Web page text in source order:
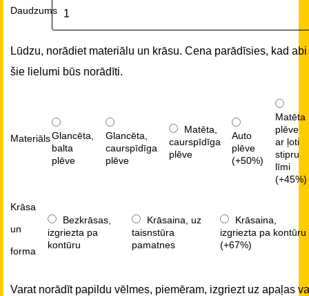
Daudzums
Lūdzu, norādiet materiālu un krāsu. Cena parādīsies, kad abi
šie lielumi būs norādīti.
MateriālsGlancēta,
balta
plēve
Glancēta,
caurspīdīga
plēve
Matēta,
caurspīdīga
plēve
Auto
plēve
(+50%)
Matēta
plēve
ar ļoti
stipru
līmi
(+45%)
Krāsa
un
forma
Bezkrāsas,
izgriezta pa
kontūru
Krāsaina, uz
taisnstūra
pamatnes
Krāsaina,
izgriezta pa kontūru
(+67%)
Varat norādīt papildu vēlmes, piemēram, izgriezt uz apaļas